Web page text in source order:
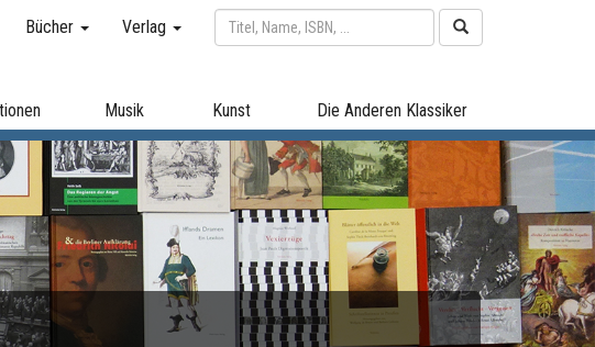
Bücher Verlag
Musik Kunst Die Anderen Klassiker